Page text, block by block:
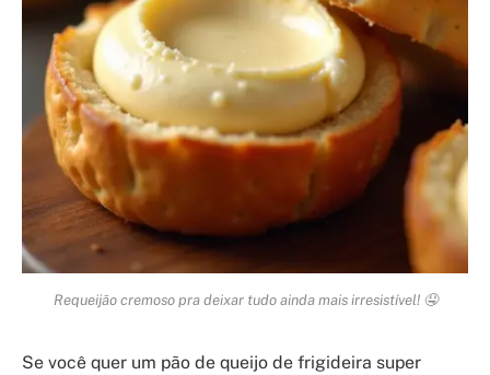
Requeijão cremoso pra deixar tudo ainda mais irresistível! 🤤
Se você quer um pão de queijo de frigideira super